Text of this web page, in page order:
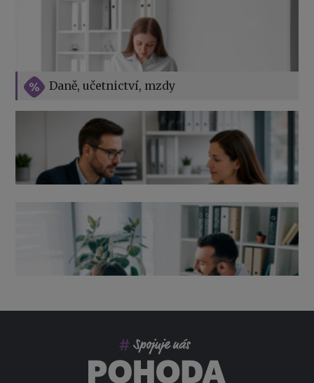
Daně, učetnictví, mzdy
Vše o překážkách v práci na straně zaměstnavatele
Výpověď ze zdravotních důvodů 2026 – průvodce pro
zaměstnavatele